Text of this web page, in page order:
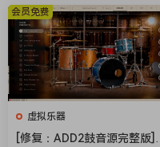
虚拟乐器
[修复：ADD2鼓音源完整版] X
会员免费